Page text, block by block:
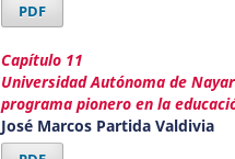
PDF
Capítulo 11
Universidad Autónoma de
programa pionero en la
José Marcos Partida Valdivia